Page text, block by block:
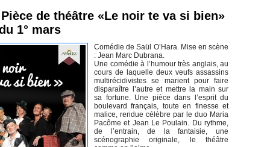
de théâtre «Le noir te va si bien»
1° mars
Comédie de Saül O’Hara. Mise en scène
: Jean Marc Dubrana.
Une comédie à l’humour très anglais, au
cours de laquelle deux veufs assassins
multirécidivistes se marient pour faire
disparaître l’autre et mettre la main sur
sa fortune. Une pièce dans l’esprit du
boulevard français, toute en finesse et
malice, rendue célèbre par le duo Maria
Pacôme et Jean Le Poulain. Du rythme,
de l’entrain, de la fantaisie, une
scénographie originale, le théâtre